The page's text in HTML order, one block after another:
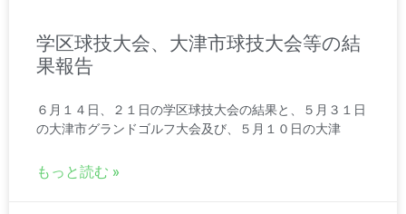
学区球技大会、大津市球技大会等の結
果報告
６月１４日、２１日の学区球技大会の結果と、５月３１日
の大津市グランドゴルフ大会及び、５月１０日の大津
もっと読む »